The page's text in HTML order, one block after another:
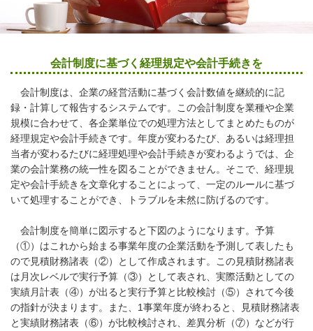
会計制度に基づく経理規定や会計手続きを
会計制度は、企業の経営活動に基づく会計数値を継続的に記
録・計算して報告するシステムです。この会計制度を業種や企業
規模に合わせて、各企業単位での処理方法としてまとめたものが
経理規定や会計手続きです。年度が変わるたび、あるいは経理担
当者が変わるたびに経理処理や会計手続きが変わるようでは、企
業の会計業務の統一性を図ることができません。そこで、経理規
定や会計手続きを文章化することによって、一定のルールに基づ
いて処理することができ、トラブルを未然に防げるのです。
会計制度を簡単に図示すると下図のようになります。予算
（①）はこれから始まる事業年度の企業活動を予測して表したも
ので見積財務諸表（②）として作成されます。この見積財務諸表
は月次レベルで実行予算（③）として表され、実際活動としての
実績月計表（④）が出ると実行予算と比較検討（⑤）されて今後
の指針が決まります。また、1事業年度が終わると、見積財務諸表
と実績財務諸表（⑥）が比較検討され、差異分析（⑦）などが行